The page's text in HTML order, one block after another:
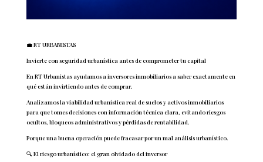
💼 RT URBANISTAS
Invierte con seguridad urbanística antes de comprometer tu capital
En RT Urbanistas ayudamos a inversores inmobiliarios a saber exactamente en
qué están invirtiendo antes de comprar.
Analizamos la viabilidad urbanística real de suelos y activos inmobiliarios
para que tomes decisiones con información técnica clara, evitando riesgos
ocultos, bloqueos administrativos y pérdidas de rentabilidad.
Porque una buena operación puede fracasar por un mal análisis urbanístico.
🔍 El riesgo urbanístico: el gran olvidado del inversor